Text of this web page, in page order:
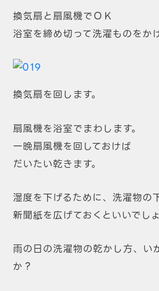
換気扇と扇風機でＯＫ
浴室を締め切って洗濯ものをかけ
換気扇を回します。
扇風機を浴室でまわします。
一晩扇風機を回しておけば
だいたい乾きます。
湿度を下げるために、洗濯物の
新聞紙を広げておくといいでしょ
雨の日の洗濯物の乾かし方、い
か？